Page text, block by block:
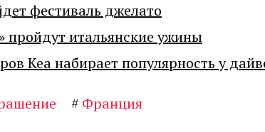
фестиваль джелато
пройдут итальянские ужины
Кеа набирает популярность у
# Франция